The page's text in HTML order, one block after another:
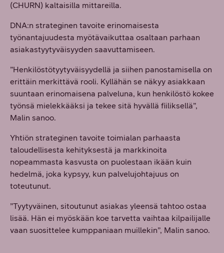
(CHURN) kaltaisilla mittareilla.
DNA:n strateginen tavoite erinomaisesta
työnantajuudesta myötävaikuttaa osaltaan parhaan
asiakastyytyväisyyden saavuttamiseen.
”Henkilöstötyytyväisyydellä ja siihen panostamisella on
erittäin merkittävä rooli. Kyllähän se näkyy asiakkaan
suuntaan erinomaisena palveluna, kun henkilöstö kokee
työnsä mielekkääksi ja tekee sitä hyvällä fiiliksellä”,
Malin sanoo.
Yhtiön strateginen tavoite toimialan parhaasta
taloudellisesta kehityksestä ja markkinoita
nopeammasta kasvusta on puolestaan ikään kuin
hedelmä, joka kypsyy, kun palvelujohtajuus on
toteutunut.
”Tyytyväinen, sitoutunut asiakas yleensä tahtoo ostaa
lisää. Hän ei myöskään koe tarvetta vaihtaa kilpailijalle
vaan suosittelee kumppaniaan muillekin”, Malin sanoo.